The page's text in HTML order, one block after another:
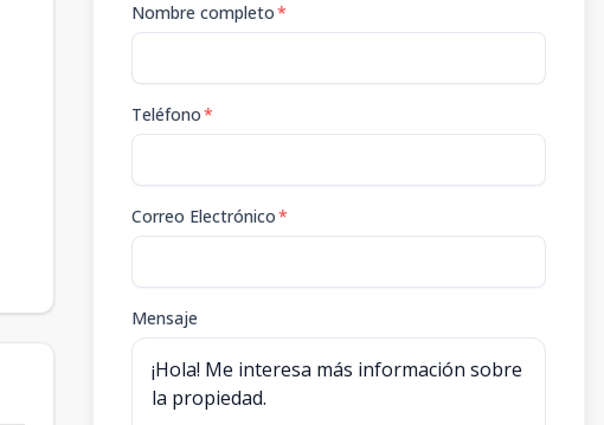
Nombre completo*
Teléfono*
Correo Electrónico*
Mensaje